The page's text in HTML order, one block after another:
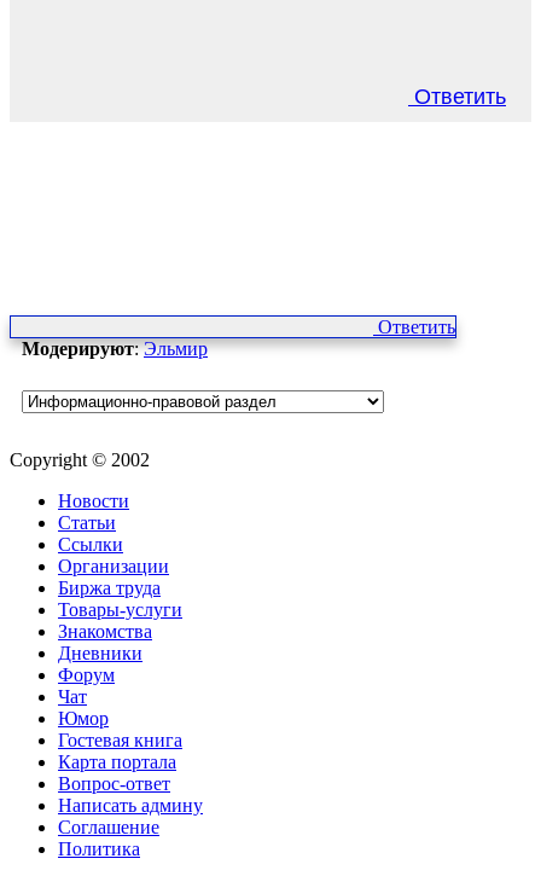
Ответить
Ответить
Модерируют:Эльмир
Copyright © 2002
Новости
Статьи
Ссылки
Организации
Биржа труда
Товары-услуги
Знакомства
Дневники
Форум
Чат
Юмор
Гостевая книга
Карта портала
Вопрос-ответ
Написать админу
Соглашение
Политика